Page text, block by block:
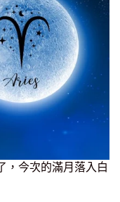
，今次的滿月落入白